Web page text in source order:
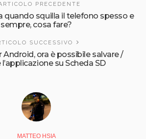
PRECEDENTE
quando squilla il telefono spesso e
sempre, cosa fare?
SUCCESSIVO
Android, ora è possibile salvare /
su Scheda SD
MATTEO HSIA